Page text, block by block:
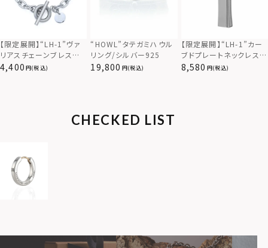
【限定展開】“LH-1”ヴァ
リアスチェーンブレスレッ
ト/アズキ/サージカルス
4,400 (税込)
“HOWL”タテガミハウル
リング/シルバー925
19,800 (税込)
【限定展開】“LH-1”カー
ブドプレートネックレス/
サージカルステンレス（金
8,580 (税込)
CHECKED LIST